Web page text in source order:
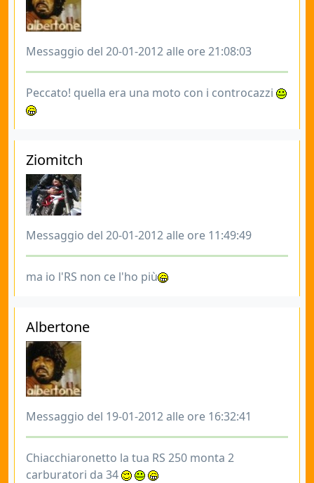
Messaggio del 20-01-2012 alle ore 21:08:03
Peccato! quella era una moto con i controcazzi
Ziomitch
Messaggio del 20-01-2012 alle ore 11:49:49
ma io l'RS non ce l'ho più
Albertone
Messaggio del 19-01-2012 alle ore 16:32:41
Chiacchiaronetto la tua RS 250 monta 2
carburatori da 34